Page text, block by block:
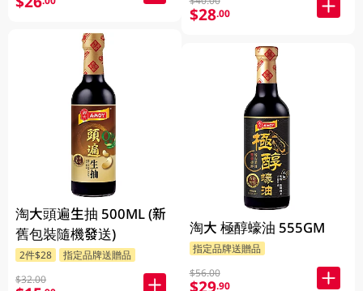
淘大頭遍生抽 500ML (新
舊包裝隨機發送)
2件$28
指定品牌送贈品
$32.00
$28.00
淘大 極醇蠔油 555GM
指定品牌送贈品
$56.00
$29.90